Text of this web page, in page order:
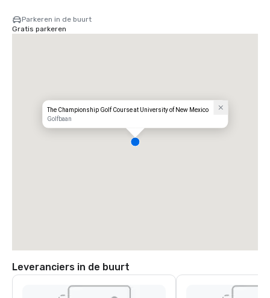
Parkeren in de buurt
Gratis parkeren
The Championship Golf Course at University of New Mexico
Golfbaan
Leveranciers in de buurt